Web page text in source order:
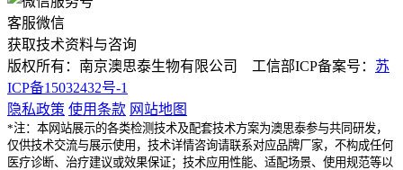
客服微信
获取技术资料与咨询
版权所有：南京澳思泰生物有限公司 工信部ICP备案号： 苏
ICP备15032432号-1
隐私政策 使用条款 网站地图
*注：本网站展示的各类检测技术及配套技术方案为澳思泰参与共同研发，
仅供技术交流与展示使用，技术详情咨询请联系对应品牌厂家，不构成任何
医疗诊断、治疗建议或效果保证；技术应用性能、适配场景、使用规范等以